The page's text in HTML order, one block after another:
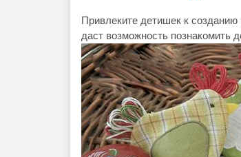
Привлеките детишек к созданию
даст возможность познакомить